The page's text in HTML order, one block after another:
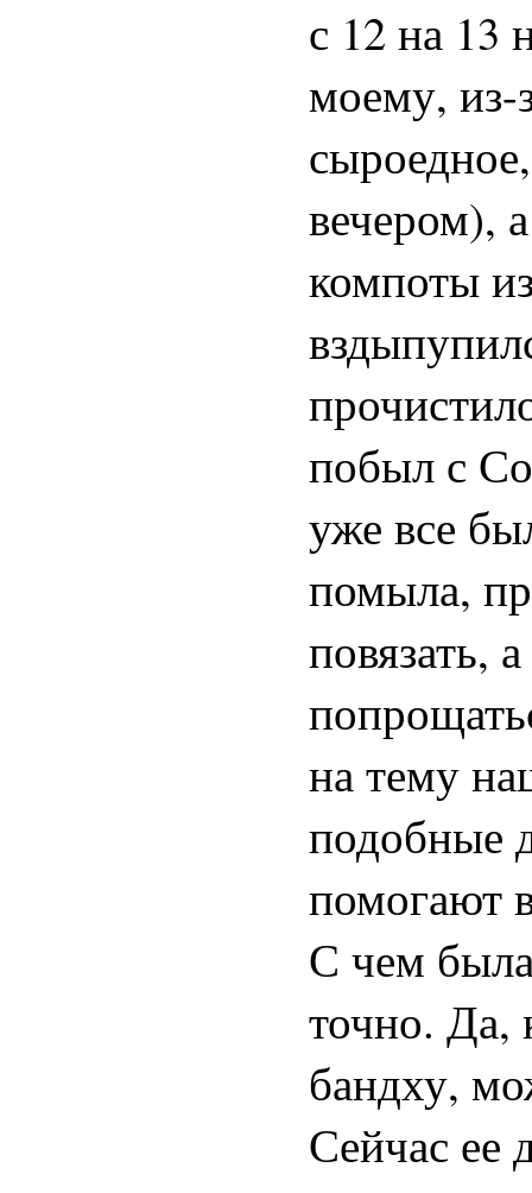
с 12 на 13
моему, из-
вечером),
компоты
побыл с
уже все
помыла,
повязать,
на тему
подобные
помогают
С чем
точно. Да,
бандху,
Сейчас ее